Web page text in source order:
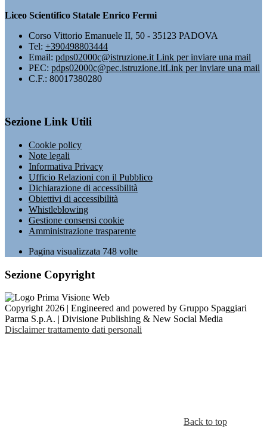
Liceo Scientifico Statale Enrico Fermi
Corso Vittorio Emanuele II, 50 - 35123 PADOVA
Tel: +390498803444
Email: pdps02000c@istruzione.it Link per inviare una mail
PEC: pdps02000c@pec.istruzione.itLink per inviare una mail
C.F.: 80017380280
Sezione Link Utili
Cookie policy
Note legali
Informativa Privacy
Ufficio Relazioni con il Pubblico
Dichiarazione di accessibilità
Obiettivi di accessibilità
Whistleblowing
Gestione consensi cookie
Amministrazione trasparente
Pagina visualizzata 748 volte
Sezione Copyright
Copyright 2026 | Engineered and powered by Gruppo Spaggiari
Parma S.p.A. | Divisione Publishing & New Social Media
Disclaimer trattamento dati personali
Back to top